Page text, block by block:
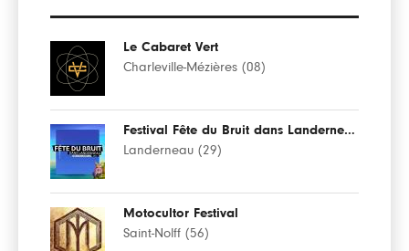
Le Cabaret Vert
Charleville-Mézières (08)
Festival Fête du Bruit dans Landerneau
Landerneau (29)
Motocultor Festival
Saint-Nolff (56)